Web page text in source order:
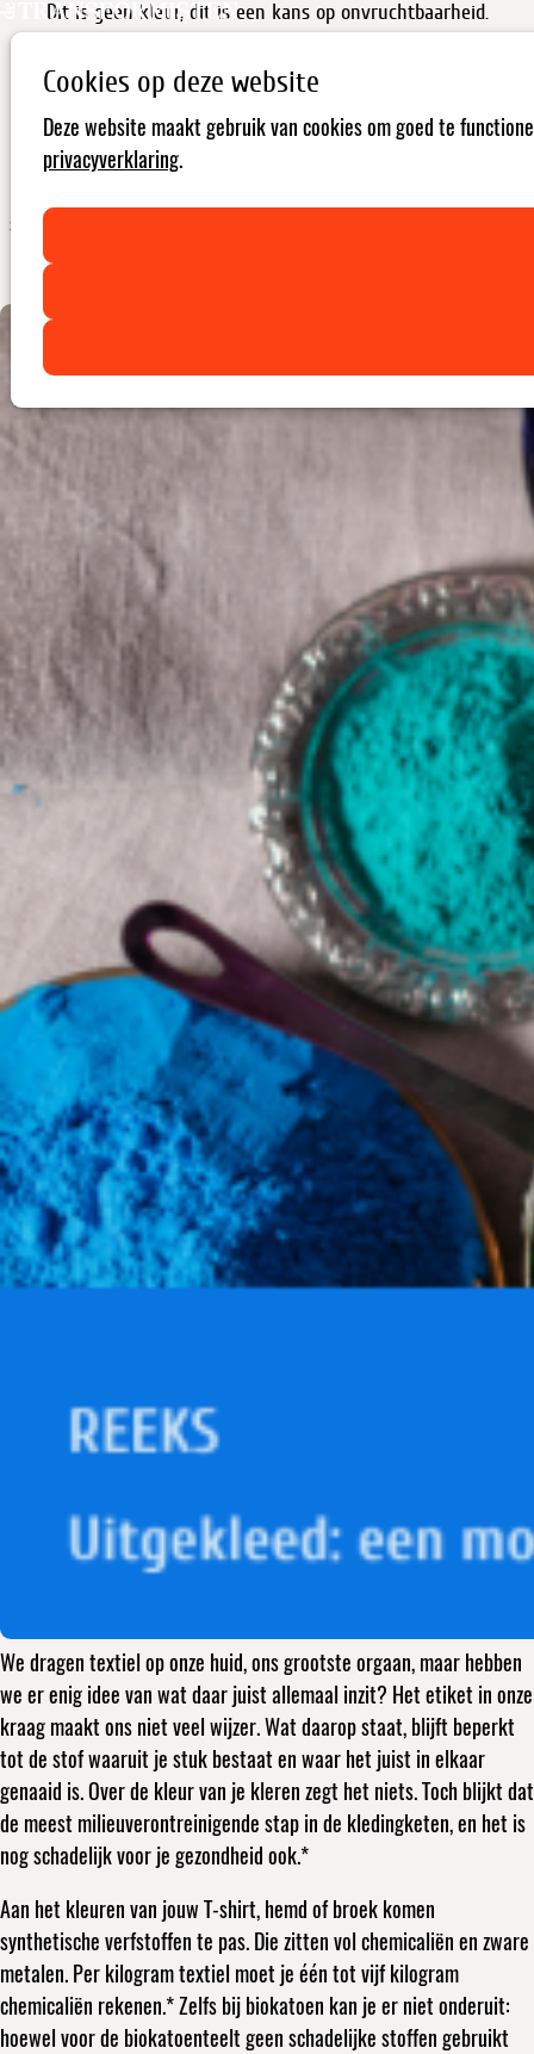
Cookies op deze website
Deze website maakt gebruik van cookies om goed te
privacyverklaring.
Dit is geen kleur, dit is een kans op onvruchtbaarheid.
Uitgekleed: een modeverhaal in 8 laagjes - Deel 4
Wat vertellen de kleuren van onze kleren over hoe duurzaam we
synthetische kleurstoffen, en daar komen veel chemicaliën aan te
pas. Die blijken schadelijk voor de gezondheid, zowel voor de
We dragen textiel op onze huid, ons grootste orgaan, maar hebben
we er enig idee van wat daar juist allemaal inzit? Het etiket in onze
kraag maakt ons niet veel wijzer. Wat daarop staat, blijft beperkt
tot de stof waaruit je stuk bestaat en waar het juist in elkaar
genaaid is. Over de kleur van je kleren zegt het niets. Toch blijkt dat
de meest milieuverontreinigende stap in de kledingketen, en het is
nog schadelijk voor je gezondheid ook.*
Aan het kleuren van jouw T-shirt, hemd of broek komen
synthetische verfstoffen te pas. Die zitten vol chemicaliën en zware
metalen. Per kilogram textiel moet je één tot vijf kilogram
chemicaliën rekenen.* Zelfs bij biokatoen kan je er niet onderuit:
hoewel voor de biokatoenteelt geen schadelijke stoffen gebruikt